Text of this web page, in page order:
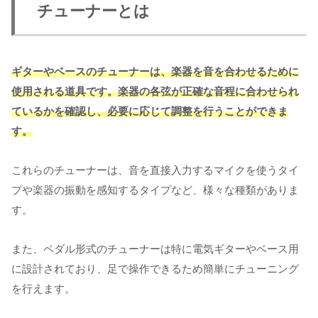
チューナーとは
ギターやベースのチューナーは、楽器を音を合わせるために
使用される道具です。楽器の各弦が正確な音程に合わせられ
ているかを確認し、必要に応じて調整を行うことができま
す。
これらのチューナーは、音を直接入力するマイクを使うタイ
プや楽器の振動を感知するタイプなど、様々な種類がありま
す。
また、ペダル形式のチューナーは特に電気ギターやベース用
に設計されており、足で操作できるため簡単にチューニング
を行えます。